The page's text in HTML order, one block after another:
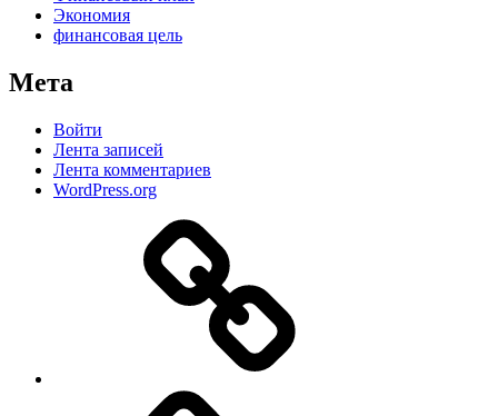
Экономия
финансовая цель
Мета
Войти
Лента записей
Лента комментариев
WordPress.org